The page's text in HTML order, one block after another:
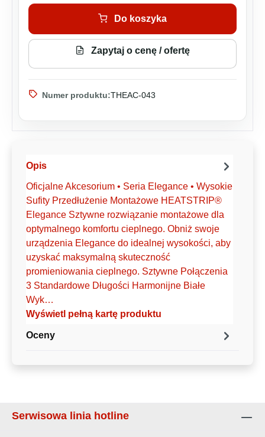
Do koszyka
Zapytaj o cenę / ofertę
Numer produktu:THEAC-043
Opis
Oficjalne Akcesorium • Seria Elegance • Wysokie
Sufity Przedłużenie Montażowe HEATSTRIP®
Elegance Sztywne rozwiązanie montażowe dla
optymalnego komfortu cieplnego. Obniż swoje
urządzenia Elegance do idealnej wysokości, aby
uzyskać maksymalną skuteczność
promieniowania cieplnego. Sztywne Połączenia
3 Standardowe Długości Harmonijne Białe
Wyk…
Wyświetl pełną kartę produktu
Oceny
Serwisowa linia hotline